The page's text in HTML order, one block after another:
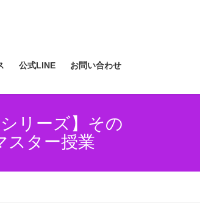
公式LINE お問い合わせ
リーズ】その
ター授業